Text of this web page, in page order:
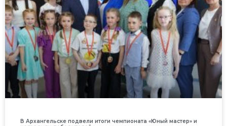
В Архангельске подвели итоги чемпионата «Юный мастер» и